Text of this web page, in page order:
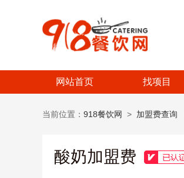
网站首页 找项目
当前位置： 918餐饮网 > 加盟费查询
酸奶加盟费